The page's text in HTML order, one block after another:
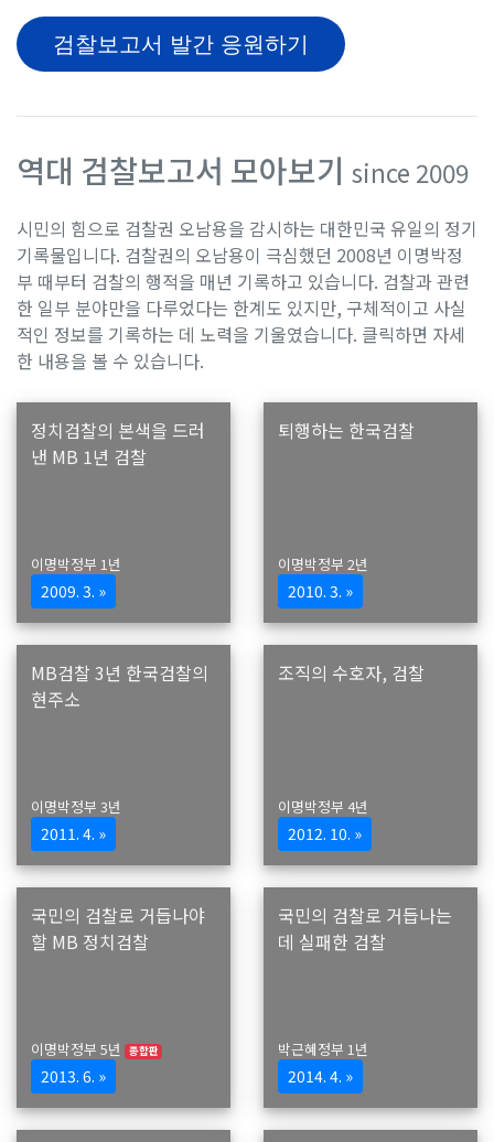
검찰보고서 발간 응원하기
역대 검찰보고서 모아보기 since 2009
시민의 힘으로 검찰권 오남용을 감시하는 대한민국 유일의 정기
기록물입니다. 검찰권의 오남용이 극심했던 2008년 이명박정
부 때부터 검찰의 행적을 매년 기록하고 있습니다. 검찰과 관련
한 일부 분야만을 다루었다는 한계도 있지만, 구체적이고 사실
적인 정보를 기록하는 데 노력을 기울였습니다. 클릭하면 자세
한 내용을 볼 수 있습니다.
정치검찰의 본색을 드러
낸 MB 1년 검찰
이명박정부 1년
2009. 3. »
퇴행하는 한국검찰
이명박정부 2년
2010. 3. »
MB검찰 3년 한국검찰의
현주소
이명박정부 3년
2011. 4. »
조직의 수호자, 검찰
이명박정부 4년
2012. 10. »
국민의 검찰로 거듭나야
할 MB 정치검찰
이명박정부 5년 종합판
2013. 6. »
국민의 검찰로 거듭나는
데 실패한 검찰
박근혜정부 1년
2014. 4. »